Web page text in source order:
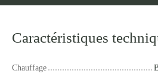
Caractéristiques
Chauffage